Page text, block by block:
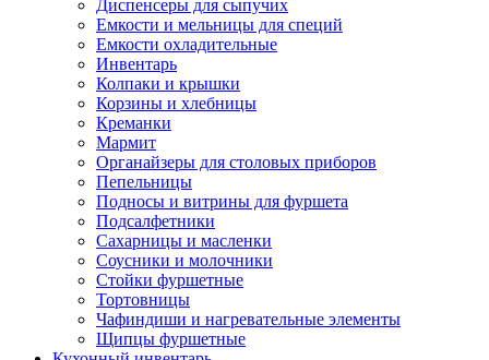
Диспенсеры для сыпучих
Емкости и мельницы для специй
Емкости охладительные
Инвентарь
Колпаки и крышки
Корзины и хлебницы
Креманки
Мармит
Органайзеры для столовых приборов
Пепельницы
Подносы и витрины для фуршета
Подсалфетники
Сахарницы и масленки
Соусники и молочники
Стойки фуршетные
Тортовницы
Чафиндиши и нагревательные элементы
Щипцы фуршетные